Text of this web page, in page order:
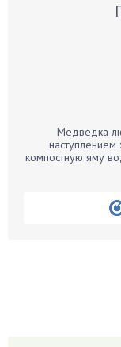
Бархатцы
Бегония
Медведка
компостную яму